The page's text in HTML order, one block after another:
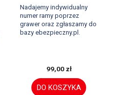
Nadajemy indywidualny
numer ramy poprzez
grawer oraz zgłaszamy do
bazy ebezpieczny.pl.
99,00 zł
DO KOSZYKA